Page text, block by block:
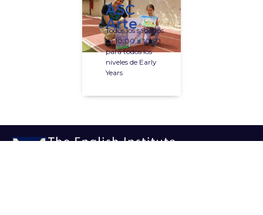
ASC
Arte
Todos los sábados
de 10:00 a 10:50
para todos los
niveles de Early
Years